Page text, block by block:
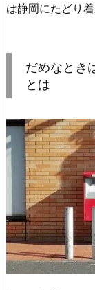
は静岡にたどり
だめなとき
とは